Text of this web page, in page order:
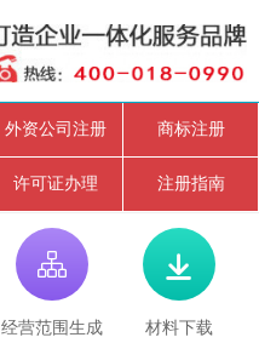
外资公司注册 商标注册
许可证办理 注册指南

经营范围生成

材料下载